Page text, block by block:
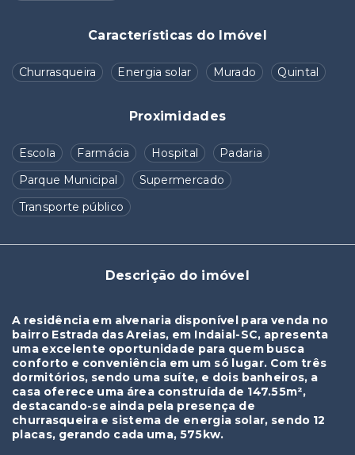
Características do Imóvel
Churrasqueira Energia solar Murado Quintal
Proximidades
Escola Farmácia Hospital
Padaria
Parque Municipal
Supermercado
Transporte público
Descrição do imóvel
A residência em alvenaria disponível para venda no
bairro Estrada das Areias, em Indaial-SC, apresenta
uma excelente oportunidade para quem busca
conforto e conveniência em um só lugar. Com três
dormitórios, sendo uma suíte, e dois banheiros, a
casa oferece uma área construída de 147.55m²,
destacando-se ainda pela presença de
churrasqueira e sistema de energia solar, sendo 12
placas, gerando cada uma, 575kw.